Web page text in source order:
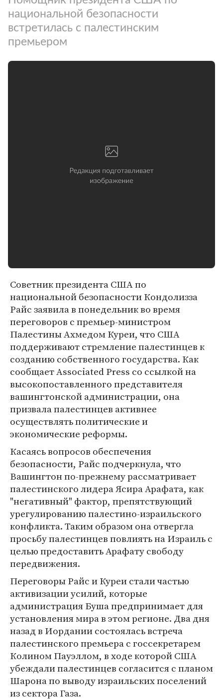
национальной безопасности
встретилась с палестинским
премьером
Советник президента США по
национальной безопасности Кондолизза
Райс заявила в понедельник во время
переговоров с премьер-министром
Палестины Ахмедом Куреи, что США
поддерживают стремление палестинцев к
созданию собственного государства. Как
сообщает Associated Press со ссылкой на
высокопоставленного представителя
вашингтонской администрации, она
призвала палестинцев активнее
осуществлять политические и
экономические реформы.
Касаясь вопросов обеспечения
безопасности, Райс подчеркнула, что
Вашингтон по-прежнему рассматривает
палестинского лидера Ясира Арафата, как
"негативный" фактор, препятствующий
урегулированию палестино-израильского
конфликта. Таким образом она отвергла
просьбу палестинцев повлиять на Израиль с
целью предоставить Арафату свободу
передвижения.
Переговоры Райс и Куреи стали частью
активизации усилий, которые
администрация Буша предпринимает для
установления мира в этом регионе. Два дня
назад в Иордании состоялась встреча
палестинского премьера с госсекретарем
Колином Пауэллом, в ходе которой США
убеждали палестинцев согласится с планом
Шарона по выводу израильских поселений
из сектора Газа.